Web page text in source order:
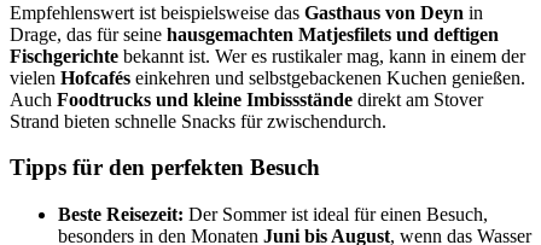
Empfehlenswert ist beispielsweise das Gasthaus von Deyn in
Drage, das für seine hausgemachten Matjesfilets und deftigen
Fischgerichte bekannt ist. Wer es rustikaler mag, kann in einem der
vielen Hofcafés einkehren und selbstgebackenen Kuchen genießen.
Auch Foodtrucks und kleine Imbissstände direkt am Stover
Strand bieten schnelle Snacks für zwischendurch.
Tipps für den perfekten Besuch
Beste Reisezeit: Der Sommer ist ideal für einen Besuch,
besonders in den Monaten Juni bis August, wenn das Wasser